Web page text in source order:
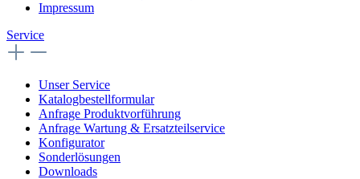
Impressum
Service
Unser Service
Katalogbestellformular
Anfrage Produktvorführung
Anfrage Wartung & Ersatzteilservice
Konfigurator
Sonderlösungen
Downloads